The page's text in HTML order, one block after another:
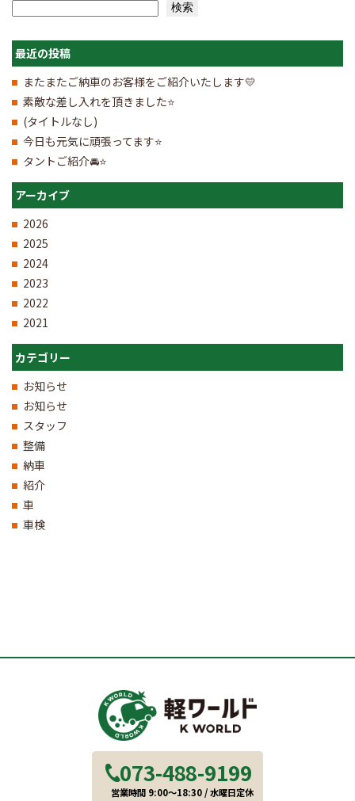
検索
最近の投稿
またまたご納車のお客様をご紹介いたします💛
素敵な差し入れを頂きました⭐
(タイトルなし)
今日も元気に頑張ってます⭐
タントご紹介🚘⭐
アーカイブ
2026
2025
2024
2023
2022
2021
カテゴリー
お知らせ
お知らせ
スタッフ
整備
納車
紹介
車
車検
073-488-9199
営業時間 9:00～18:30 / 水曜日定休